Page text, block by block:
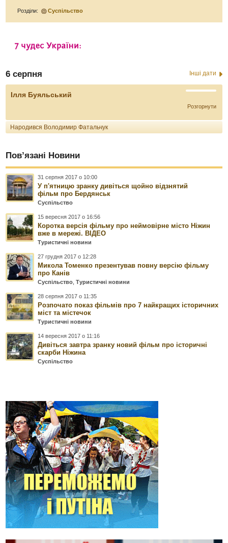
Розділи: Суспільство
6 серпня Інші дати
Ілля Буяльський
Розгорнути
Народився Володимир Фатальчук
Пов’язані Новини
31 серпня 2017 о 10:00
У п'ятницю зранку дивіться щойно відзнятий
фільм про Бердянськ
Суспільство
15 вересня 2017 о 16:56
Коротка версія фільму про неймовірне місто Ніжин
вже в мережі. ВІДЕО
Туристичні новини
27 грудня 2017 о 12:28
Микола Томенко презентував повну версію фільму
про Канів
Суспільство,Туристичні новини
28 серпня 2017 о 11:35
Розпочато показ фільмів про 7 найкращих історичних
міст та містечок
Туристичні новини
14 вересня 2017 о 11:16
Дивіться завтра зранку новий фільм про історичні
скарби Ніжина
Суспільство